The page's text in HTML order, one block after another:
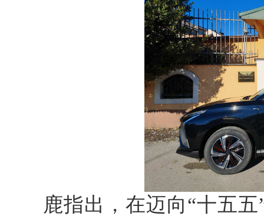
鹿指出，在迈向“十五